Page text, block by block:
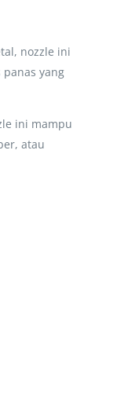
nozzle ini
yang
ini mampu
atau